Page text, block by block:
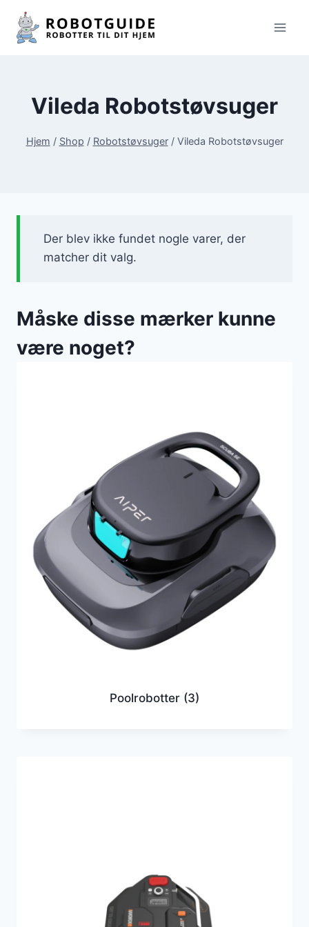
Fortsæt
indhold
Vileda Robotstøvsuger
Hjem / Shop / Robotstøvsuger / Vileda Robotstøvsuger
Der blev ikke fundet nogle varer, der
matcher dit valg.
Måske disse mærker kunne
være noget?
Poolrobotter (3)